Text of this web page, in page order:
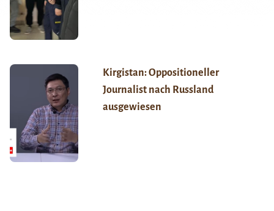
Kirgistan: Oppositioneller
Journalist nach Russland
ausgewiesen